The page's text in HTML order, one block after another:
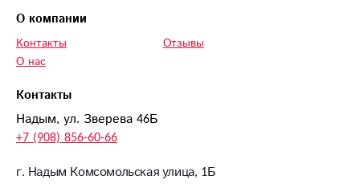
Контакты
Надым, ул. Зверева 46Б
+7 (908) 856-60-66
г. Надым Комсомольская улица, 1Б
О компании
Контакты
О нас
Отзывы